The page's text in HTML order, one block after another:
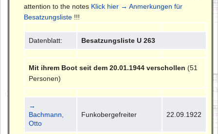
attention to the notes Klick hier → Anmerkungen für
Besatzungsliste !!!
Datenblatt: Besatzungsliste U 263
Mit ihrem Boot seit dem 20.01.1944 verschollen (51
Personen)
→
Bachmann,
Otto
Funkobergefreiter 22.09.1922